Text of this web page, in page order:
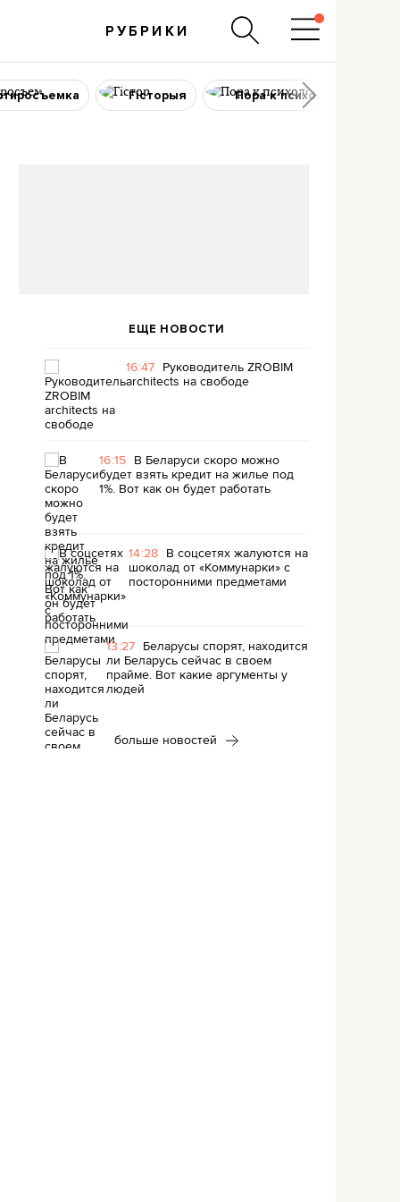
РУБРИКИ
Гісторыя Пора к психологу
ЕЩЕ НОВОСТИ
16:47 Руководитель ZROBIM
architects на свободе
16:15 В Беларуси скоро можно
будет взять кредит на жилье под
1%. Вот как он будет работать
14:28 В соцсетях жалуются на
шоколад от «Коммунарки» с
посторонними предметами
13:27 Беларусы спорят, находится
ли Беларусь сейчас в своем
прайме. Вот какие аргументы у
людей
больше новостей